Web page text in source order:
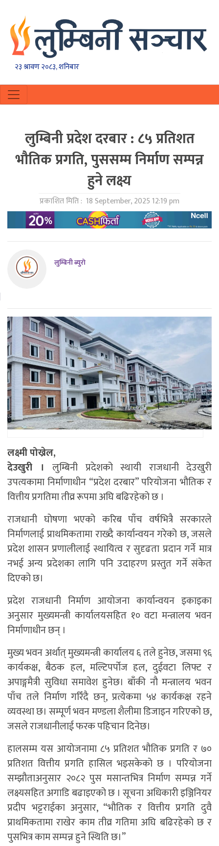
२३ श्रावण २०८३, शनिबार
लुम्बिनी प्रदेश दरबार : ८५ प्रतिशत
भौतिक प्रगति, पुससम्म निर्माण सम्पन्न
हुने लक्ष्य
प्रकाशित मिति : 18 September, 2025 12:19 pm
लुम्बिनी ब्युराे
लक्ष्मी पोख्रेल,
देउखुरी । लुम्बिनी प्रदेशको स्थायी राजधानी देउखुरी
उपत्यकामा निर्माणाधीन “प्रदेश दरबार” परियोजना भौतिक र
वित्तीय प्रगतिमा तीव्र रूपमा अघि बढिरहेको छ ।
राजधानी घोषणा भएको करिब पाँच वर्षभित्रै सरकारले
निर्माणलाई प्राथमिकतामा राख्दै कार्यान्वयन गरेको छ, जसले
प्रदेश शासन प्रणालीलाई स्थायित्व र सुदृढता प्रदान गर्ने मात्र
नभई अन्य प्रदेशका लागि पनि उदाहरण प्रस्तुत गर्ने संकेत
दिएको छ।
प्रदेश राजधानी निर्माण आयोजना कार्यान्वयन इकाइका
अनुसार मुख्यमन्त्री कार्यालयसहित १० वटा मन्त्रालय भवन
निर्माणाधीन छन् ।
मुख्य भवन अर्थात् मुख्यमन्त्री कार्यालय ६ तले हुनेछ, जसमा ९६
कार्यकक्ष, बैठक हल, मल्टिपर्पोज हल, दुईवटा लिफ्ट र
अपाङ्गमैत्री सुविधा समावेश हुनेछ। बाँकी नौ मन्त्रालय भवन
पाँच तले निर्माण गरिँदै छन्, प्रत्येकमा ५४ कार्यकक्ष रहने
व्यवस्था छ। सम्पूर्ण भवन मण्डला शैलीमा डिजाइन गरिएको छ,
जसले राजधानीलाई फरक पहिचान दिनेछ।
हालसम्म यस आयोजनामा ८५ प्रतिशत भौतिक प्रगति र ७०
प्रतिशत वित्तीय प्रगति हासिल भइसकेको छ । परियोजना
सम्झौताअनुसार २०८२ पुस मसान्तभित्र निर्माण सम्पन्न गर्ने
लक्ष्यसहित अगाडि बढाइएको छ । सूचना अधिकारी इञ्जिनियर
प्रदीप भट्टराईका अनुसार, “भौतिक र वित्तीय प्रगति दुवै
प्राथमिकतामा राखेर काम तीव्र गतिमा अघि बढिरहेको छ र
पुसभित्र काम सम्पन्न हुने स्थिति छ।”